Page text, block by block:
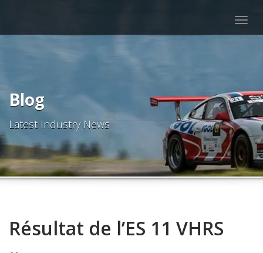
Blog
Latest Industry News
Résultat de l’ES 11 VHRS